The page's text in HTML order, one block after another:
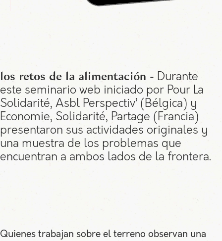
los retos de la alimentación - Durante
este seminario web iniciado por Pour La
Solidarité, Asbl Perspectiv’ (Bélgica) y
Economie, Solidarité, Partage (Francia)
presentaron sus actividades originales y
una muestra de los problemas que
encuentran a ambos lados de la frontera.
Quienes trabajan sobre el terreno observan una